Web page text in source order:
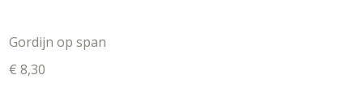
Gordijn op span
€ 8,30